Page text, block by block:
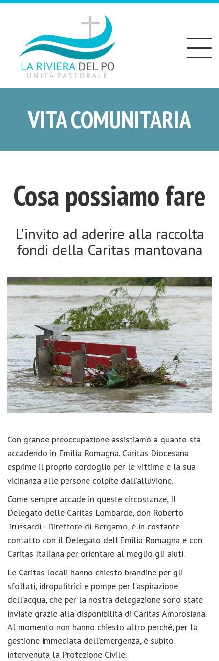
Toggle
VITA COMUNITARIA
Cosa possiamo fare
L'invito ad aderire alla raccolta
fondi della Caritas mantovana
Con grande preoccupazione assistiamo a quanto sta
accadendo in Emilia Romagna. Caritas Diocesana
esprime il proprio cordoglio per le vittime e la sua
vicinanza alle persone colpite dall’alluvione.
Come sempre accade in queste circostanze, Il
Delegato delle Caritas Lombarde, don Roberto
Trussardi - Direttore di Bergamo, è in costante
contatto con il Delegato dell’Emilia Romagna e con
Caritas Italiana per orientare al meglio gli aiuti.
Le Caritas locali hanno chiesto brandine per gli
sfollati, idropulitrici e pompe per l’aspirazione
dell’acqua, che per la nostra delegazione sono state
inviate grazie alla disponibilità di Caritas Ambrosiana.
Al momento non hanno chiesto altro perché, per la
gestione immediata dell’emergenza, è subito
intervenuta la Protezione Civile.